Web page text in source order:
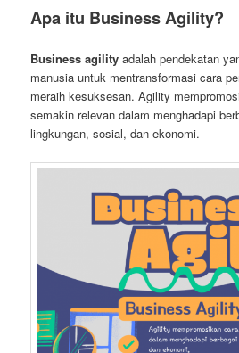
Apa itu Business Agility?
Business agility adalah pendekatan
manusia untuk mentransformasi cara
meraih kesuksesan. Agility
semakin relevan dalam menghadapi
lingkungan, sosial, dan ekonomi.